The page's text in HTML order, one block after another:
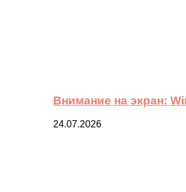
Внимание на экран:
24.07.2026